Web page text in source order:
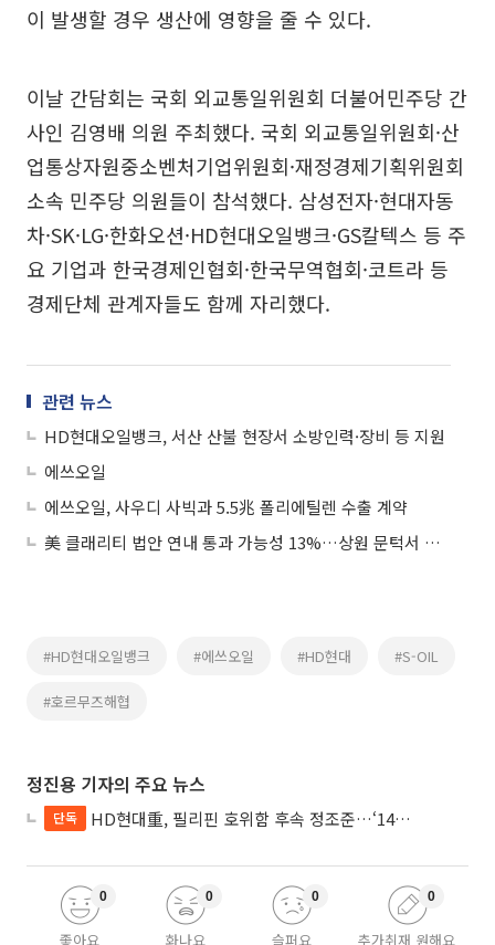
이 발생할 경우 생산에 영향을 줄 수 있다.
이날 간담회는 국회 외교통일위원회 더불어민주당 간
사인 김영배 의원 주최했다. 국회 외교통일위원회·산
업통상자원중소벤처기업위원회·재정경제기획위원회
소속 민주당 의원들이 참석했다. 삼성전자·현대자동
차·SK·LG·한화오션·HD현대오일뱅크·GS칼텍스 등 주
요 기업과 한국경제인협회·한국무역협회·코트라 등
경제단체 관계자들도 함께 자리했다.
관련 뉴스
HD현대오일뱅크, 서산 산불 현장서 소방인력·장비 등 지원
에쓰오일
에쓰오일, 사우디 사빅과 5.5兆 폴리에틸렌 수출 계약
美 클래리티 법안 연내 통과 가능성 13%…상원 문턱서 제동
#HD현대오일뱅크 #에쓰오일 #HD현대 #S-OIL
#호르무즈해협
정진용 기자의 주요 뉴스
단독 HD현대重, 필리핀 호위함 후속 정조준…‘14척+α’ 싹쓸이 노린다
좋아요
0
화나요
0
슬퍼요
0
추가취재 원해요
0